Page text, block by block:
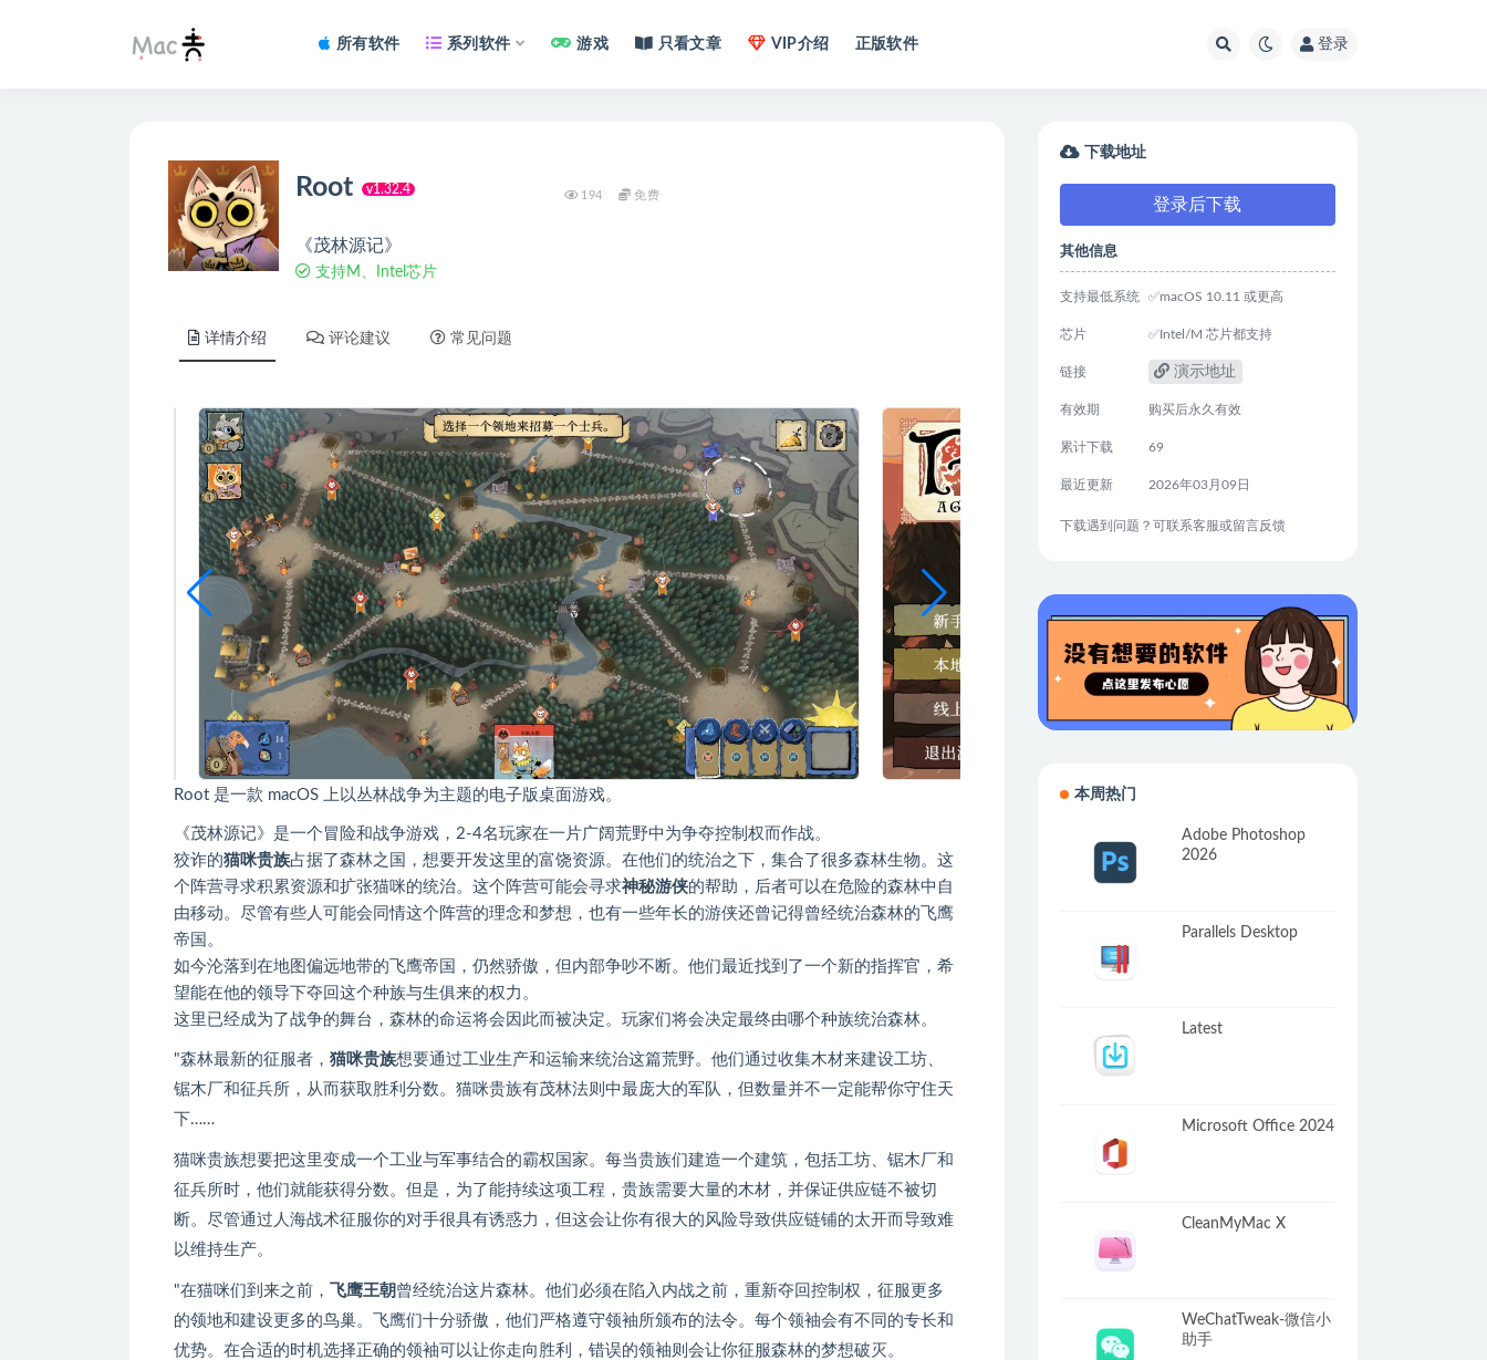
所有软件 系列软件 游戏 只看文章 VIP介绍 正版软件 登录
Root v1.32.4
《茂林源记》
支持M、Intel芯片
194 免费
详情介绍 评论建议 常见问题
Root 是一款 macOS 上以丛林战争为主题的电子版桌面游戏。
《茂林源记》是一个冒险和战争游戏，2-4名玩家在一片广阔荒野中为争夺控制权而作战。
狡诈的猫咪贵族占据了森林之国，想要开发这里的富饶资源。在他们的统治之下，集合了很多森林生物。这
个阵营寻求积累资源和扩张猫咪的统治。这个阵营可能会寻求神秘游侠的帮助，后者可以在危险的森林中自
由移动。尽管有些人可能会同情这个阵营的理念和梦想，也有一些年长的游侠还曾记得曾经统治森林的飞鹰
帝国。
如今沦落到在地图偏远地带的飞鹰帝国，仍然骄傲，但内部争吵不断。他们最近找到了一个新的指挥官，希
望能在他的领导下夺回这个种族与生俱来的权力。
这里已经成为了战争的舞台，森林的命运将会因此而被决定。玩家们将会决定最终由哪个种族统治森林。
"森林最新的征服者， 猫咪贵族想要通过工业生产和运输来统治这篇荒野。他们通过收集木材来建设工坊、
锯木厂和征兵所，从而获取胜利分数。猫咪贵族有茂林法则中最庞大的军队，但数量并不一定能帮你守住天
下……
猫咪贵族想要把这里变成一个工业与军事结合的霸权国家。每当贵族们建造一个建筑，包括工坊、锯木厂和
征兵所时，他们就能获得分数。但是，为了能持续这项工程，贵族需要大量的木材，并保证供应链不被切
断。尽管通过人海战术征服你的对手很具有诱惑力，但这会让你有很大的风险导致供应链铺的太开而导致难
以维持生产。
"在猫咪们到来之前， 飞鹰王朝 曾经统治这片森林。他们必须在陷入内战之前，重新夺回控制权，征服更多
的领地和建设更多的鸟巢。飞鹰们十分骄傲，他们严格遵守领袖所颁布的法令。每个领袖会有不同的专长和
优势。在合适的时机选择正确的领袖可以让你走向胜利，错误的领袖则会让你征服森林的梦想破灭。
下载地址
登录后下载
其他信息
支持最低系统 ✅macOS 10.11 或更高
芯片 ✅Intel/M 芯片都支持
链接 演示地址
有效期 购买后永久有效
累计下载 69
最近更新 2026年03月09日
下载遇到问题？可联系客服或留言反馈
本周热门
Adobe Photoshop
2026
Parallels Desktop
Latest
Microsoft Office 2024
CleanMyMac X
WeChatTweak-微信小
助手